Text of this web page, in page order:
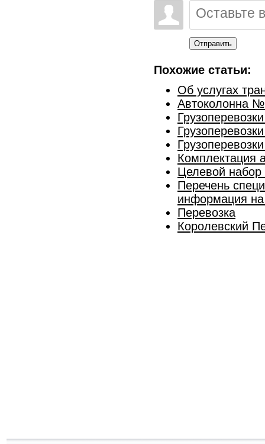
Отправить
Похожие статьи:
Об услугах
Автоколонна
Комплектация
Целевой
Перечень
информация
Перевозка
Королевский